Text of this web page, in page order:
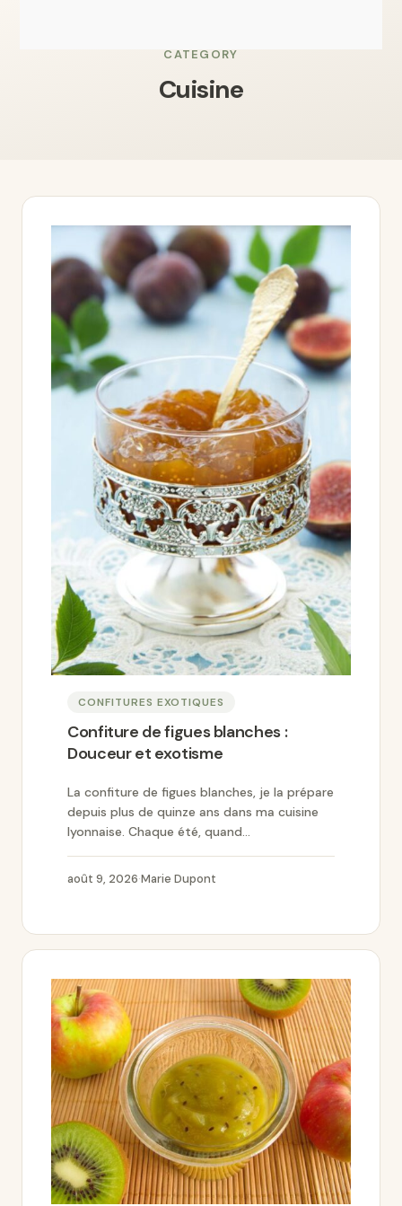
CATEGORY
Cuisine
CONFITURES EXOTIQUES
Confiture de figues blanches :
Douceur et exotisme
La confiture de figues blanches, je la prépare
depuis plus de quinze ans dans ma cuisine
lyonnaise. Chaque été, quand...
août 9, 2026·Marie Dupont